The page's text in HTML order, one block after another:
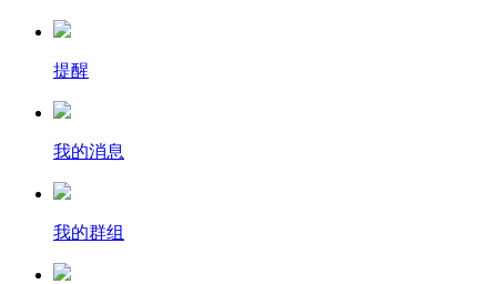
提醒
我的消息
我的群组